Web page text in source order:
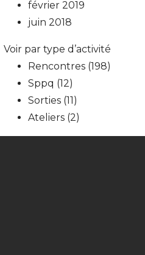
février 2019
juin 2018
Voir par type d’activité
Rencontres(198)
Sppq (12)
Sorties(11)
Ateliers(2)